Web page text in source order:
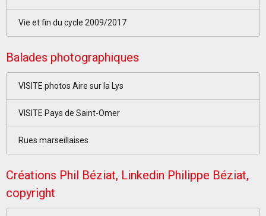
Vie et fin du cycle 2009/2017
Balades photographiques
VISITE photos Aire sur la Lys
VISITE Pays de Saint-Omer
Rues marseillaises
Créations Phil Béziat, Linkedin Philippe Béziat,
copyright